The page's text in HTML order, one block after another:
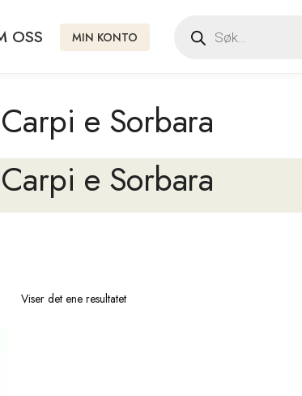
OSS MIN KONTO
e Sorbara
e Sorbara
Viser det ene resultatet